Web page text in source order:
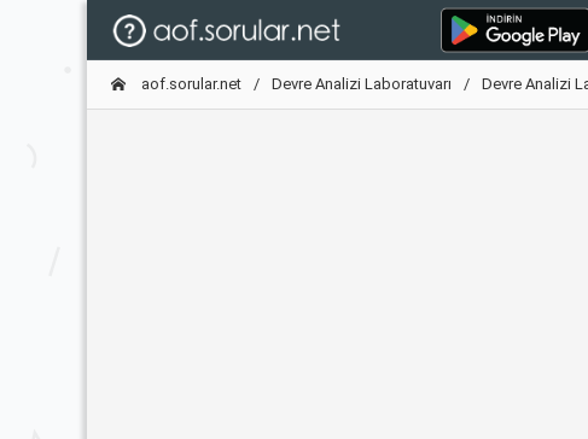
aof.sorular.net Devre Analizi Laboratuvarı Devre Analizi